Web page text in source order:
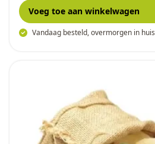
Vandaag besteld, overmorgen in huis
Voeg toe aan winkelwagen